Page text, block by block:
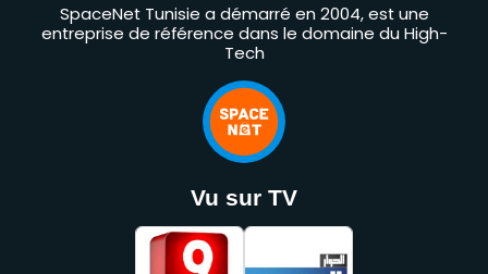
SpaceNet Tunisie a démarré en 2004, est une
entreprise de référence dans le domaine du High-
Tech
Vu sur TV